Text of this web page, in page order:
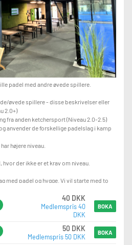
padel med andre øvede spillere.
øvede spillere - disse beskrivelser eller
2.0+)
fra anden ketchersport (Niveau 2.0-2.5)
anvender de forskellige padelslag i kamp
højere niveau.
hvor der ikke er et krav om niveau.
med padel og hygge. Vi vil starte med to
og have det sjovt sammen.
brød / kaffe. Her kan vi slappe af og
Det bliver en skøn dag med motion,
på infoskive@padelhall.dk ved spørgsmål.
ven eller nabo med.
40 DKK
Medlemspris 40
DKK
BOKA
50 DKK
Medlemspris 50 DKK
BOKA